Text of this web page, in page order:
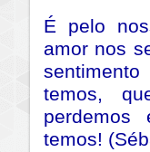
É pelo
amor nos
temos,
temos!